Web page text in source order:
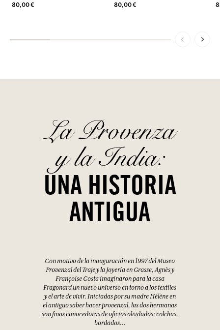
80,00 € 80,00 €
La Provenza
y la India:
UNA HISTORIA
ANTIGUA
Con motivo de la inauguración en 1997 del Museo
Provenzal del Traje y la Joyería en Grasse, Agnès y
Françoise Costa imaginaron para la casa
Fragonard un nuevo universo en torno a los textiles
y el arte de vivir. Iniciadas por su madre Hélène en
el antiguo saber hacer provenzal, las dos hermanas
son finas conocedoras de oficios olvidados: colchas,
bordados...